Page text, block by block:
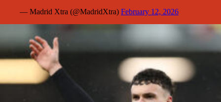
— Madrid Xtra (@MadridXtra) February 12, 2026